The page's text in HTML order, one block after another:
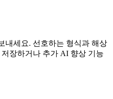
내세요. 선호하는 형식과 해상
장하거나 추가 AI 향상 기능